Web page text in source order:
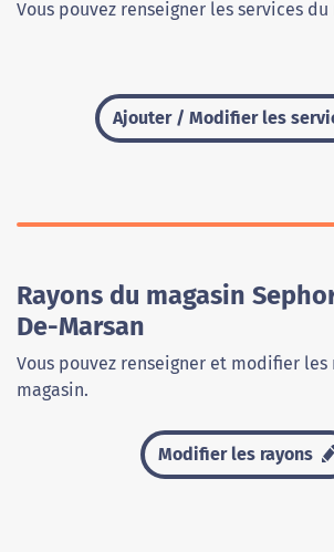
Vous pouvez renseigner les services du
Ajouter / Modifier les
Rayons du magasin
De-Marsan
Vous pouvez renseigner et modifier les
magasin.
Modifier les rayons